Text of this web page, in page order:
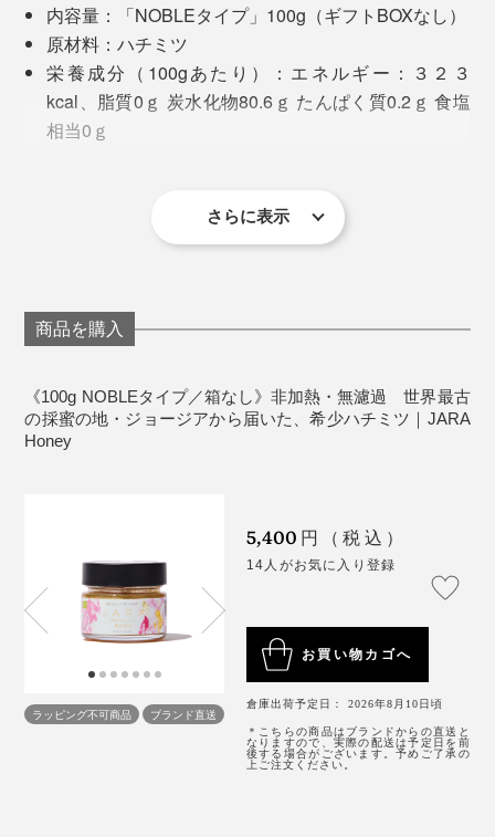
九州大学との共同研究では、黄色ブドウ球菌、大腸菌、
歯周病菌に対する「増殖阻害効果」が認められていま
これが、ジョージアのミツバチがせっせと巣に運んで、
採蜜家が苦労しながら収穫したものだと考えると、あり
がたみが増してさらにおいしく感じます。
の中がネバついていないのも、『JARA Honey』のおか
げだと思います！
内容量：「NOBLEタイプ」100g（ギフトBOXなし）
原材料：ハチミツ
栄養成分（100gあたり）：エネルギー：３２３
kcal、脂質0ｇ 炭水化物80.6ｇ たんぱく質0.2ｇ 食塩
相当0ｇ
い。
天然ハチミツは結晶化、分離する場合があります
さらに表示
商品を購入
《100g NOBLEタイプ／箱なし》非加熱・無濾過 世界最古
の採蜜の地・ジョージアから届いた、希少ハチミツ｜JARA
Honey
ラッピング不可商品 ブランド直送
5,400 円（税込）
14人がお気に入り登録
お買い物カゴへ
倉庫出荷予定日： 2026年8月10日頃
＊こちらの商品はブランドからの直送と
なりますので、実際の配送は予定日を前
後する場合がございます。予めご了承の
上ご注文ください。